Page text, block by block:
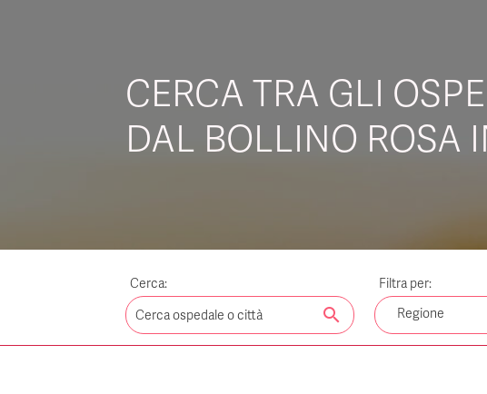
CERCA TRA GLI
DAL BOLLINO ROSA
Cerca:
search
Filtra per:
Regione